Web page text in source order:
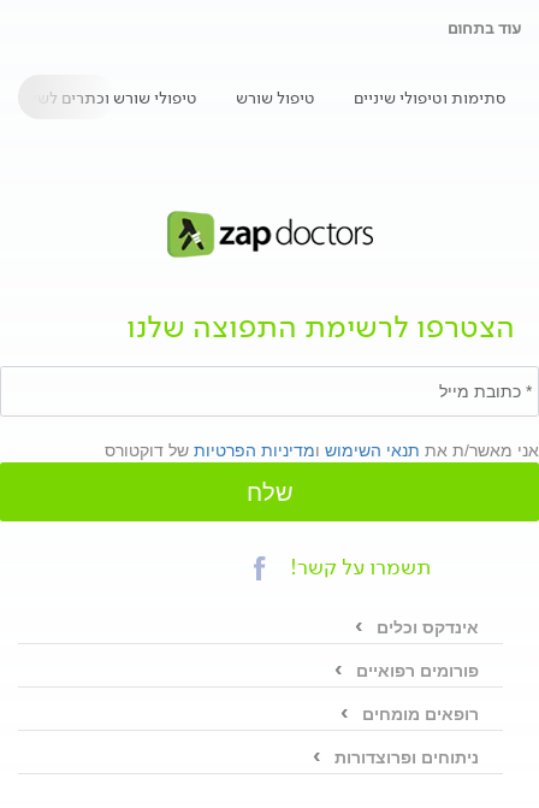
עוד בתחום
סתימות וטיפולי שיניים טיפול שורש טיפולי שורש וכתרים לשיניים
הצטרפו לרשימת התפוצה שלנו
אני מאשר/ת את תנאי השימוש ומדיניות הפרטיות של דוקטורס
שלח
תשמרו על קשר!
אינדקס וכלים
פורומים רפואיים
רופאים מומחים
ניתוחים ופרוצדורות